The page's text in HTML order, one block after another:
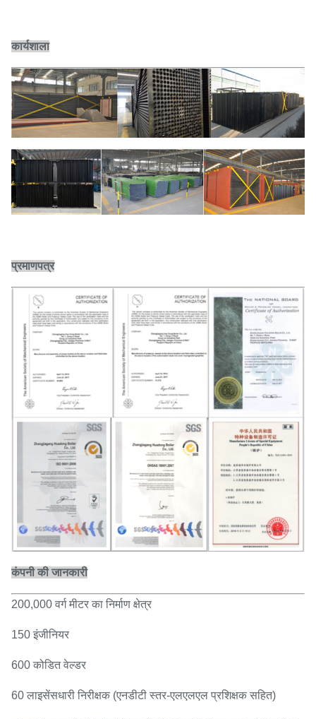
कार्यशाला
प्रमाणपत्र
कंपनी की जानकारी
200,000 वर्ग मीटर का निर्माण क्षेत्र
150 इंजीनियर
600 कोडित वेल्डर
60 लाइसेंसधारी निरीक्षक (एनडीटी स्तर-एलएलएल प्रशिक्षक सहित)